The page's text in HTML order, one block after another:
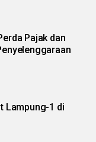
Pajak dan
Lampung-1 di